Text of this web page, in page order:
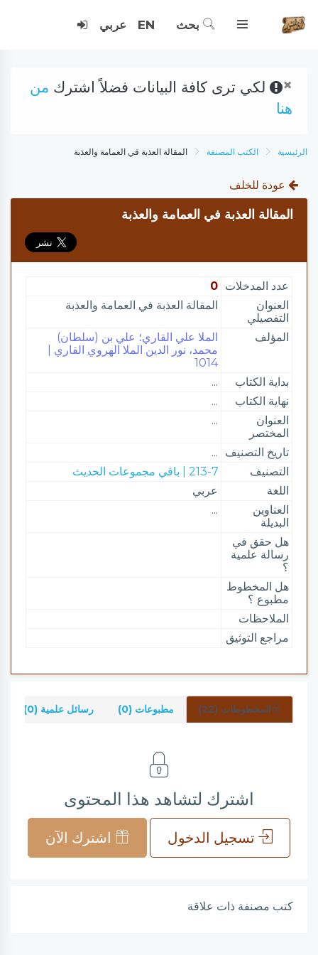
بحث EN عربي
× لكي ترى كافة البيانات فضلاً اشترك من
هنا
الرئيسية الكتب المصنفة المقالة العذبة في العمامة والعذبة
عودة للخلف
المقالة العذبة في العمامة والعذبة
عدد المدخلات 0
العنوان
التفصيلي
المقالة العذبة في العمامة والعذبة
المؤلف
الملا علي القاري؛ علي بن (سلطان)
محمد، نور الدين الملا الهروي القاري |
1014
بداية الكتاب
...
نهاية الكتاب
...
العنوان
المختصر
...
تاريخ التصنيف
...
التصنيف
213-7 | باقي مجموعات الحديث
اللغة
عربي
العناوين
البديلة
...
هل حقق في
رسالة علمية
؟
هل المخطوط
مطبوع ؟
الملاحظات
مراجع التوثيق
المخطوطات (22) مطبوعات (0) رسائل علمية (0)
اشترك لتشاهد هذا المحتوى
تسجيل الدخول اشترك الآن
كتب مصنفة ذات علاقة